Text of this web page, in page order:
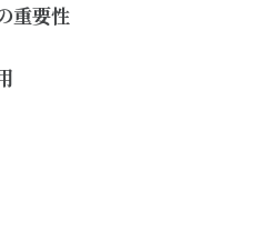
重要性